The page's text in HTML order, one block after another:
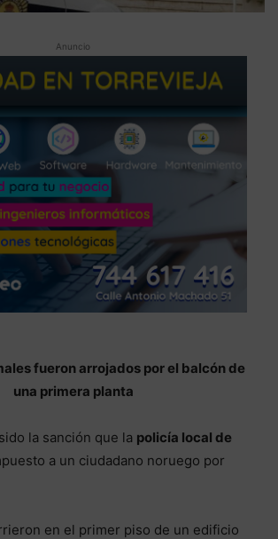
Anuncio
fueron arrojados por el balcón de
una primera planta
la sanción que la policía local de
a un ciudadano noruego por
en el primer piso de un edificio